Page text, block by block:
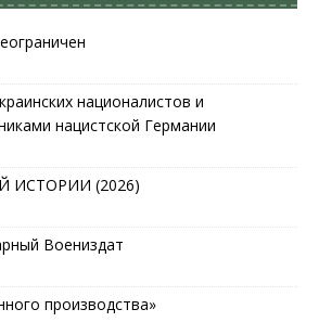
националистов и
нацистской Германии
ИСТОРИИ (2026)
Воениздат
производства»